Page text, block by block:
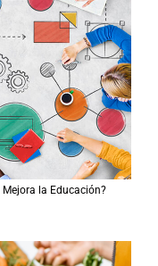
la Educación?